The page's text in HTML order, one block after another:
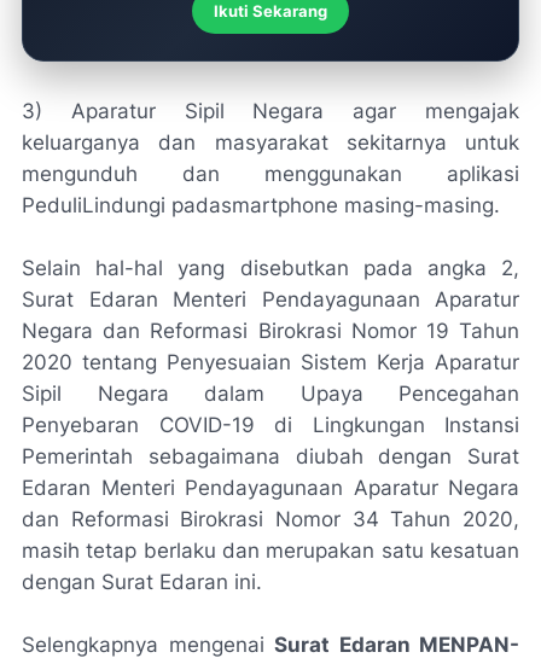
Ikuti Sekarang
3) Aparatur Sipil Negara agar mengajak
keluarganya dan masyarakat sekitarnya untuk
mengunduh dan menggunakan aplikasi
PeduliLindungi padasmartphone masing-masing.
Selain hal-hal yang disebutkan pada angka 2,
Surat Edaran Menteri Pendayagunaan Aparatur
Negara dan Reformasi Birokrasi Nomor 19 Tahun
2020 tentang Penyesuaian Sistem Kerja Aparatur
Sipil Negara dalam Upaya Pencegahan
Penyebaran COVID-19 di Lingkungan Instansi
Pemerintah sebagaimana diubah dengan Surat
Edaran Menteri Pendayagunaan Aparatur Negara
dan Reformasi Birokrasi Nomor 34 Tahun 2020,
masih tetap berlaku dan merupakan satu kesatuan
dengan Surat Edaran ini.
Selengkapnya mengenai Surat Edaran MENPAN-